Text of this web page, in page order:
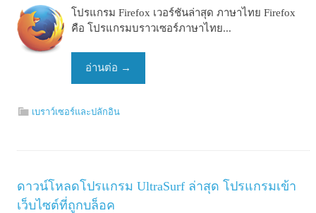
โปรแกรม Firefox เวอร์ชันล่าสุด ภาษาไทย Firefox
คือ โปรแกรมบราวเซอร์ภาษาไทย...
อ่านต่อ →
เบราว์เซอร์และปลักอิน
ดาวน์โหลดโปรแกรม UltraSurf ล่าสุด โปรแกรมเข้า
เว็บไซต์ที่ถูกบล็อค